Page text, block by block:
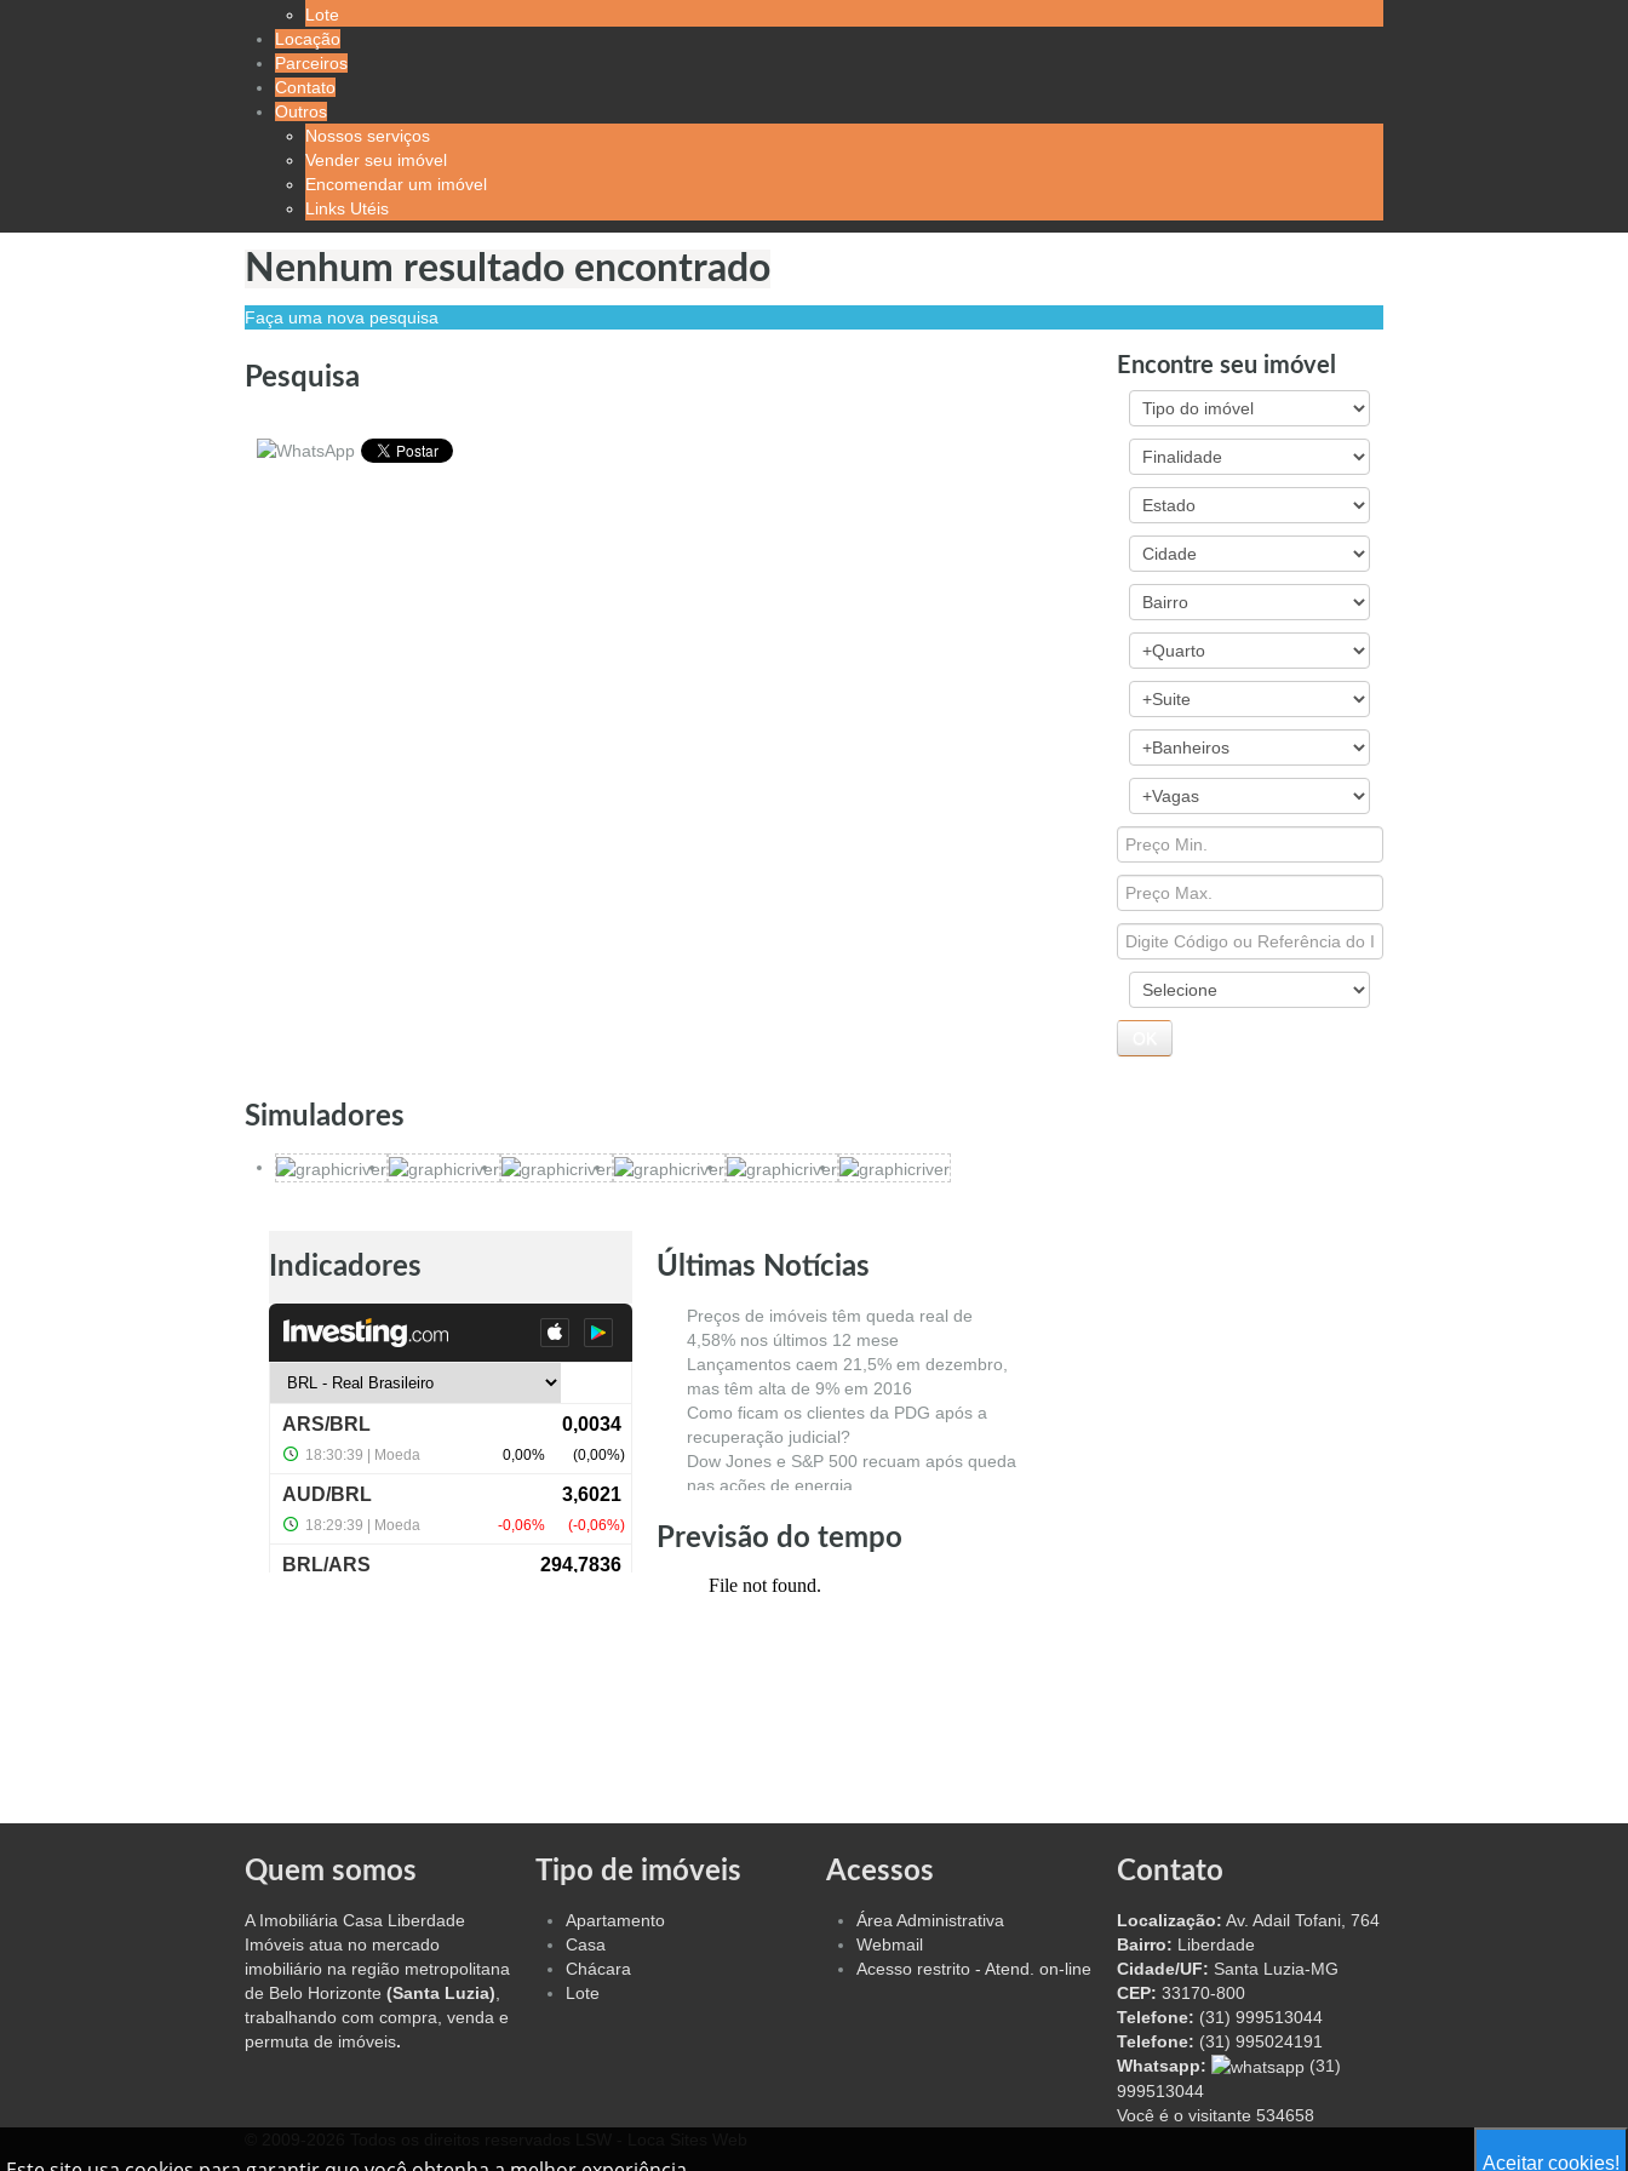
Lote
Locação
Parceiros
Contato
Outros
Nossos serviços
Vender seu imóvel
Encomendar um imóvel
Links Utéis
Nenhum resultado encontrado
Faça uma nova pesquisa
Pesquisa Encontre seu imóvel
Simuladores
Indicadores Últimas Notícias
Preços de imóveis têm queda real de
4,58% nos últimos 12 mese
Lançamentos caem 21,5% em dezembro,
mas têm alta de 9% em 2016
Como ficam os clientes da PDG após a
recuperação judicial?
Dow Jones e S&P 500 recuam após queda
nas ações de energia
Previsão do tempo
Quem somos
A Imobiliária Casa Liberdade
Imóveis atua no mercado
imobiliário na região metropolitana
de Belo Horizonte (Santa Luzia)
trabalhando com compra, venda e
permuta de imóveis.
Tipo de imóveis
Apartamento
Casa
Chácara
Lote
Acessos
Área Administrativa
Webmail
Acesso restrito - Atend. on-line
Contato
Localização: Av. Adail Tofani, 764
Bairro: Liberdade
Cidade/UF: Santa Luzia-MG
CEP: 33170-800
Telefone: (31) 999513044
Telefone: (31) 995024191
Whatsapp:
(31)
999513044
Você é o visitante 534658
Aceitar cookies!